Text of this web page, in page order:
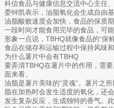
科信食品与健康信息交流中心主任
委钟凯表示，油脂氧化会生成自由
油脂酸败速度会加快，食品的保质
一段时间才能食用完毕的食品，可
形象一点说，TBHQ就像食品的“保
食品在储存和运输过程中保持风味和
为什么薯片中会有TBHQ
要弄清TBHQ在薯片中的作用，需
面来看。
油脂是薯片美味的“灵魂”。薯片之
脂在加热时会发生适度的氧化，还
发生复杂反应，生成独特的香气。